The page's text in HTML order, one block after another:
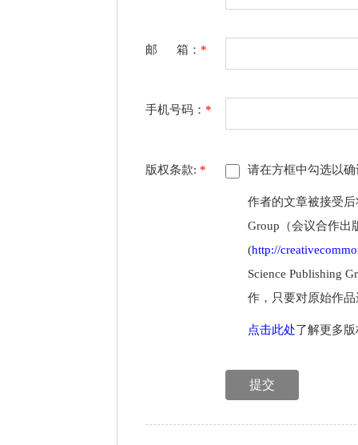
邮 箱： *
手机号码： *
版权条款: * 请在方框中勾选以
作者的文章被接受后
Group（会议合作出
(http://
Science Publishing
作，只要对原始作
点击此处了解更多